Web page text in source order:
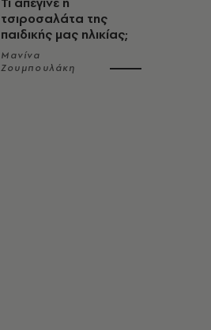
τσιροσαλάτα της
παιδικής μας ηλικίας;
Μανίνα
Ζουμπουλάκη